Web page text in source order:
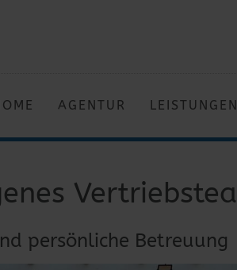
AGENTUR LEISTUNGEN
persönliche Betreuung